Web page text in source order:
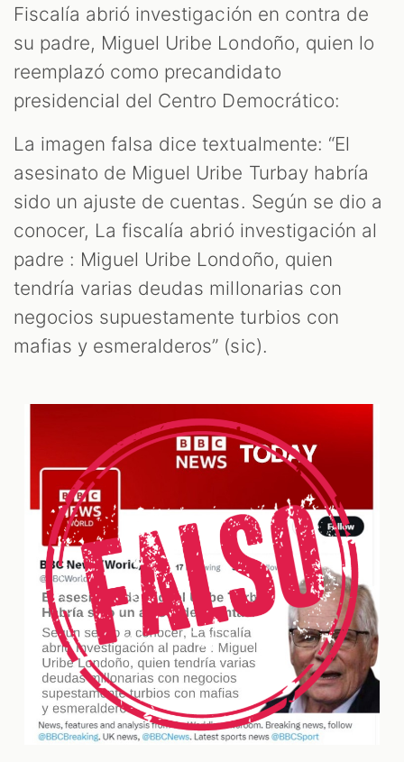
Fiscalía abrió investigación en contra de
su padre, Miguel Uribe Londoño, quien lo
reemplazó como precandidato
presidencial del Centro Democrático:
La imagen falsa dice textualmente: “El
asesinato de Miguel Uribe Turbay habría
sido un ajuste de cuentas. Según se dio a
conocer, La fiscalía abrió investigación al
padre : Miguel Uribe Londoño, quien
tendría varias deudas millonarias con
negocios supuestamente turbios con
mafias y esmeralderos” (sic).